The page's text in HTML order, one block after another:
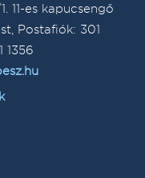
11-es kapucsengő
Postafiók: 301
1356